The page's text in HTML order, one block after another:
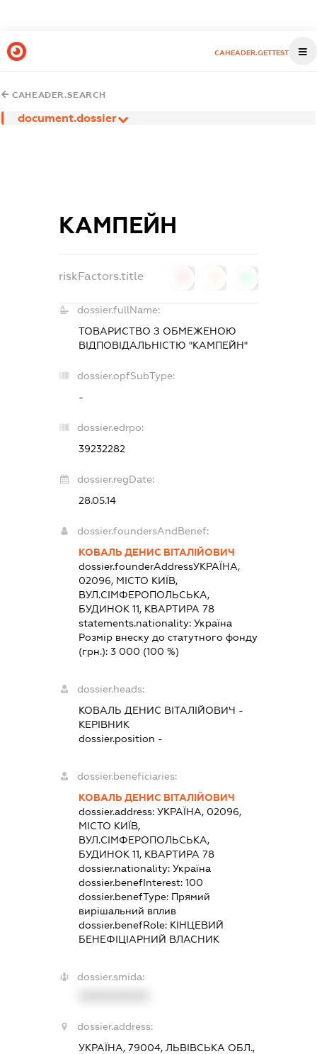
CAHEADER.GETTEST
CAHEADER.SEARCH
document.dossier
КАМПЕЙН
riskFactors.title
dossier.fullName:
ТОВАРИСТВО З ОБМЕЖЕНОЮ
ВІДПОВІДАЛЬНІСТЮ "КАМПЕЙН"
dossier.opfSubType:
-
dossier.edrpo:
39232282
dossier.regDate:
28.05.14
dossier.foundersAndBenef:
КОВАЛЬ ДЕНИС ВІТАЛІЙОВИЧ
dossier.founderAddressУКРАЇНА,
02096, МІСТО КИЇВ,
ВУЛ.СІМФЕРОПОЛЬСЬКА,
БУДИНОК 11, КВАРТИРА 78
statements.nationality: Україна
Розмір внеску до статутного фонду
(грн.): 3 000 (100 %)
dossier.heads:
КОВАЛЬ ДЕНИС ВІТАЛІЙОВИЧ -
КЕРІВНИК
dossier.position -
dossier.beneficiaries:
КОВАЛЬ ДЕНИС ВІТАЛІЙОВИЧ
dossier.address: УКРАЇНА, 02096,
МІСТО КИЇВ,
ВУЛ.СІМФЕРОПОЛЬСЬКА,
БУДИНОК 11, КВАРТИРА 78
dossier.nationality: Україна
dossier.benefInterest: 100
dossier.benefType: Прямий
вирішальний вплив
dossier.benefRole: КІНЦЕВИЙ
БЕНЕФІЦІАРНИЙ ВЛАСНИК
dossier.smida:
dossier.address:
УКРАЇНА, 79004, ЛЬВІВСЬКА ОБЛ.,